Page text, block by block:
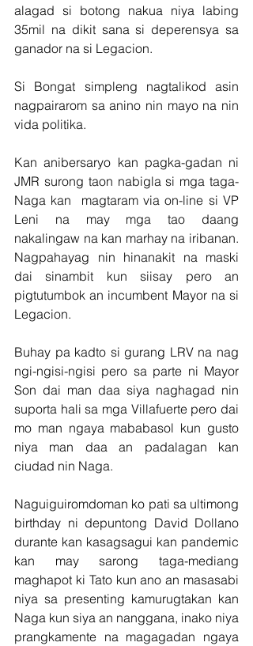
alagad si botong nakua niya labing
35mil na dikit sana si deperensya sa
ganador na si Legacion.
Si Bongat simpleng nagtalikod asin
nagpairarom sa anino nin mayo na nin
vida politika.
Kan anibersaryo kan pagka-gadan ni
JMR surong taon nabigla si mga taga-
Naga kan  magtaram via on-line si VP
Leni na may mga tao daang
nakalingaw na kan marhay na iribanan.
Nagpahayag nin hinanakit na maski
dai sinambit kun siisay pero an
pigtutumbok an incumbent Mayor na si
Legacion.
Buhay pa kadto si gurang LRV na nag
ngi-ngisi-ngisi pero sa parte ni Mayor
Son dai man daa siya naghagad nin
suporta hali sa mga Villafuerte pero dai
mo man ngaya mababasol kun gusto
niya man daa an padalagan kan
ciudad nin Naga.
Naguiguiromdoman ko pati sa ultimong
birthday ni depuntong David Dollano
durante kan kasagsagui kan pandemic
kan may sarong taga-mediang
maghapot ki Tato kun ano an masasabi
niya sa presenting kamurugtakan kan
Naga kun siya an nanggana, inako niya
prangkamente na magagadan ngaya